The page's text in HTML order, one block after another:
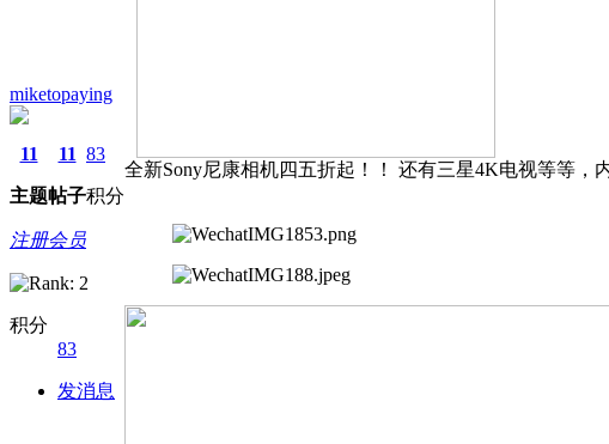
miketopaying
11
主题
11
帖子
83
积分
注册会员
积分
83
发消息
全新Sony尼康相机四五折起！！ 还有三星4K电视等等，